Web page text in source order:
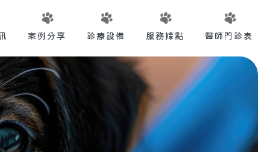
案例分享 診療設備 服務據點 醫師門診表